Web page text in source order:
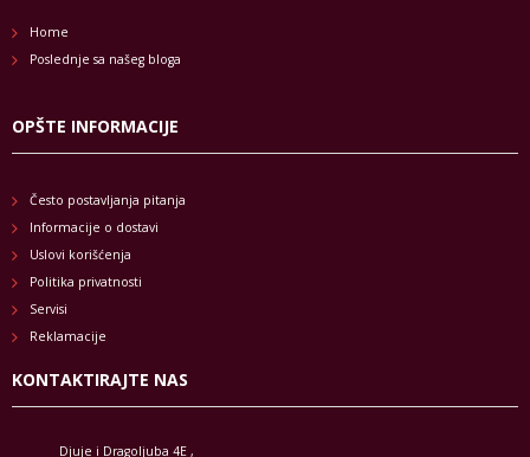
Home
Poslednje sa našeg bloga
OPŠTE INFORMACIJE
Često postavljanja pitanja
Informacije o dostavi
Uslovi korišćenja
Politika privatnosti
Servisi
Reklamacije
KONTAKTIRAJTE NAS
Djuje i Dragoljuba 4E ,